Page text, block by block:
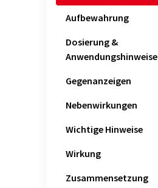
Aufbewahrung
Dosierung &
Anwendungshinweise
Gegenanzeigen
Nebenwirkungen
Wichtige Hinweise
Wirkung
Zusammensetzung